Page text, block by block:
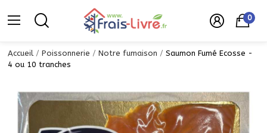
0
Accueil Poissonnerie Notre fumaison
Saumon Fumé Ecosse -
4 ou 10 tranches